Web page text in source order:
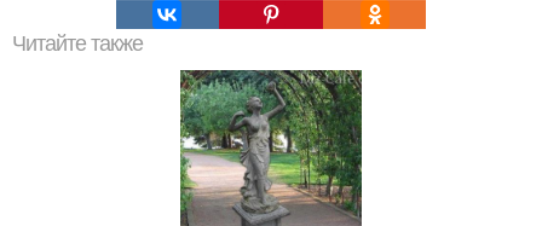
Читайте также